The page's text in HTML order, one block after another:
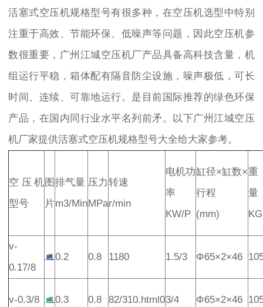
活塞式空压机规格型号有很多种，在空压机选型中特别
注重于高效、节能环保、低噪声等问题，因此空压机参
数很重要，广州江城空压机厂产品具备高科技含量，机
组运行平稳，箱体配有隔音防尘设施，噪声极低，可长
时间、连续、可靠地运行。是目前国际推荐的绿色环保
产品，在国内同行业水平名列前矛。以下广州江城空压
机厂家提供活塞式空压机规格型号大全给大家参考。
空压机
型号
图
片
排气量
m3/Min
压力
MPa
转速
r/min
电机功
率
KW/P
缸径×缸数×
行程
(mm)
重
量
KG
v-
0.17/8
0.2 0.8 1180 1.5/3 Φ65×2×46
v-0.3/8 0.3 0.8 82/310.html03/4 Φ65×2×46